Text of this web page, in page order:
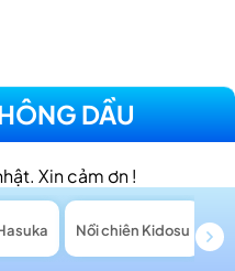
DẦU
Xin cảm ơn !
Nồi chiên Kidosu